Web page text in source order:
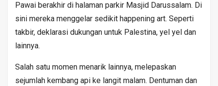
Pawai berakhir di halaman parkir Masjid Darussalam. Di
sini mereka menggelar sedikit happening art. Seperti
takbir, deklarasi dukungan untuk Palestina, yel yel dan
lainnya.
Salah satu momen menarik lainnya, melepaskan
sejumlah kembang api ke langit malam. Dentuman dan